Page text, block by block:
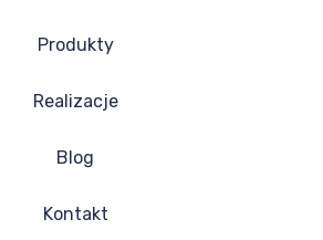
Produkty
Realizacje
Blog
Kontakt